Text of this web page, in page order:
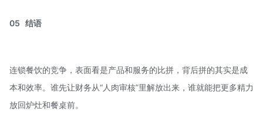
05 结语
连锁餐饮的竞争，表面看是产品和服务的比拼，背后拼的其实是成
本和效率。谁先让财务从“人肉审核”里解放出来，谁就能把更多精力
放回炉灶和餐桌前。